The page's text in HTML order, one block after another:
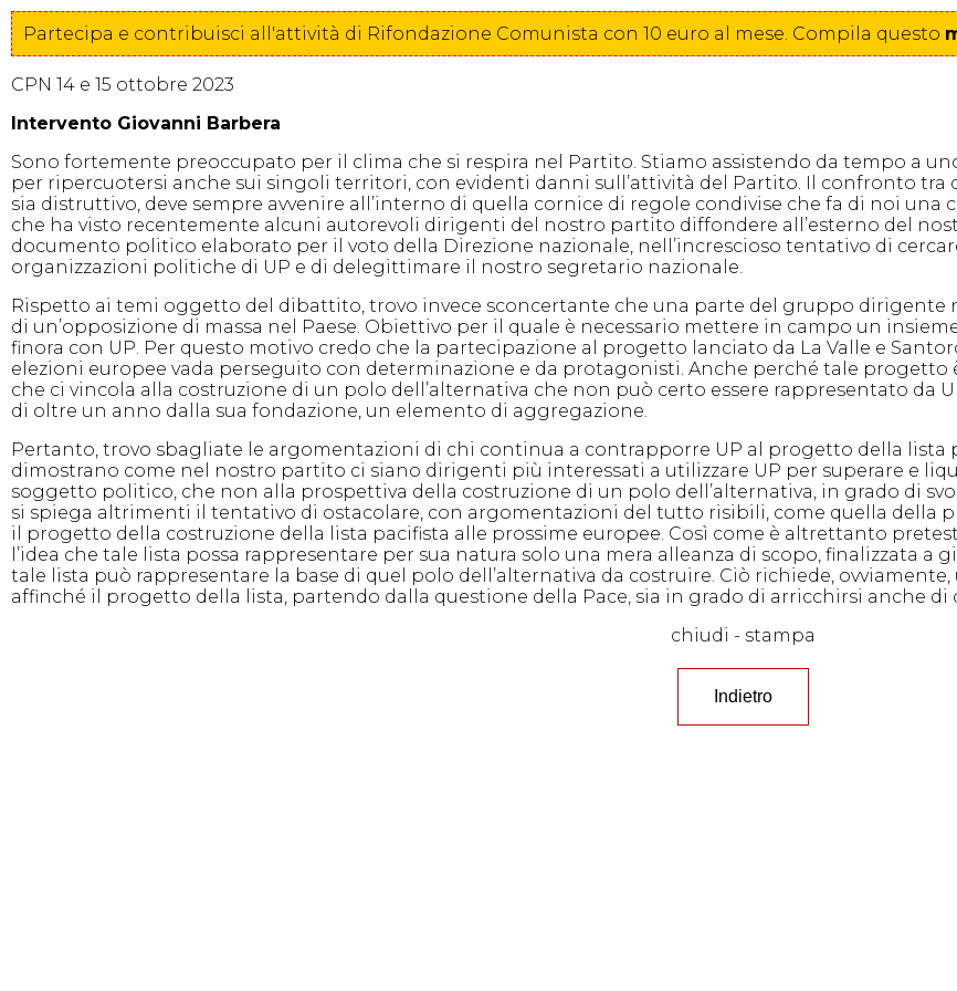
Partecipa e contribuisci all'attività di Rifondazione Comunista con 10 euro al mese. Compila questo
CPN 14 e 15 ottobre 2023
Intervento Giovanni Barbera
Sono fortemente preoccupato per il clima che si respira nel Partito. Stiamo assistendo da tempo a
per ripercuotersi anche sui singoli territori, con evidenti danni sull’attività del Partito. Il confronto tra
sia distruttivo, deve sempre avvenire all’interno di quella cornice di regole condivise che fa di noi una
che ha visto recentemente alcuni autorevoli dirigenti del nostro partito diffondere all’esterno del
documento politico elaborato per il voto della Direzione nazionale, nell’increscioso tentativo di
organizzazioni politiche di UP e di delegittimare il nostro segretario nazionale.
Rispetto ai temi oggetto del dibattito, trovo invece sconcertante che una parte del gruppo dirigente
di un’opposizione di massa nel Paese. Obiettivo per il quale è necessario mettere in campo un
finora con UP. Per questo motivo credo che la partecipazione al progetto lanciato da La Valle e
elezioni europee vada perseguito con determinazione e da protagonisti. Anche perché tale
che ci vincola alla costruzione di un polo dell’alternativa che non può certo essere rappresentato da
di oltre un anno dalla sua fondazione, un elemento di aggregazione.
Pertanto, trovo sbagliate le argomentazioni di chi continua a contrapporre UP al progetto della
dimostrano come nel nostro partito ci siano dirigenti più interessati a utilizzare UP per superare e
soggetto politico, che non alla prospettiva della costruzione di un polo dell’alternativa, in grado di
si spiega altrimenti il tentativo di ostacolare, con argomentazioni del tutto risibili, come quella della
il progetto della costruzione della lista pacifista alle prossime europee. Così come è altrettanto
l’idea che tale lista possa rappresentare per sua natura solo una mera alleanza di scopo, finalizzata
tale lista può rappresentare la base di quel polo dell’alternativa da costruire. Ciò richiede,
affinché il progetto della lista, partendo dalla questione della Pace, sia in grado di arricchirsi anche di
chiudi - stampa
Indietro